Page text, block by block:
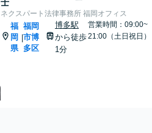
士
ネクスパート法律事務所 福岡オフィス
福
岡
県
|
福岡
市博
多区
博多駅
から徒歩
1分
営業時間：09:00~
21:00（土日祝日）